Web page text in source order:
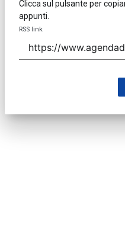
Clicca sul pulsante per
appunti.
RSS link